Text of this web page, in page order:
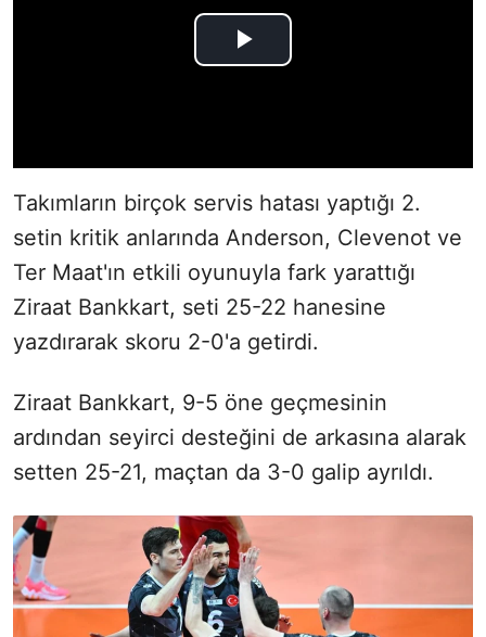
Takımların birçok servis hatası yaptığı 2.
setin kritik anlarında Anderson, Clevenot ve
Ter Maat'ın etkili oyunuyla fark yarattığı
Ziraat Bankkart, seti 25-22 hanesine
yazdırarak skoru 2-0'a getirdi.
Ziraat Bankkart, 9-5 öne geçmesinin
ardından seyirci desteğini de arkasına alarak
setten 25-21, maçtan da 3-0 galip ayrıldı.